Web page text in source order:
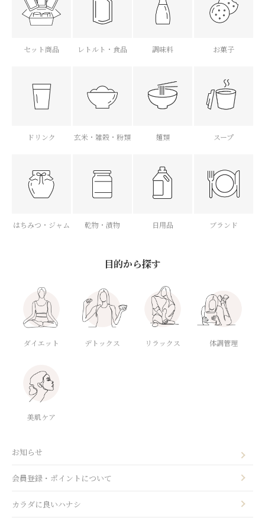
セット商品 レトルト・食品 調味料 お菓子
ドリンク 玄米・雑穀・粉類 麺類 スープ
はちみつ・ジャム 乾物・漬物 日用品 ブランド
目的から探す
ダイエット デトックス リラックス 体調管理
美肌ケア
お知らせ
会員登録・ポイントについて
カラダに良いハナシ